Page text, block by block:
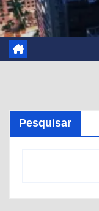
Pesquisar